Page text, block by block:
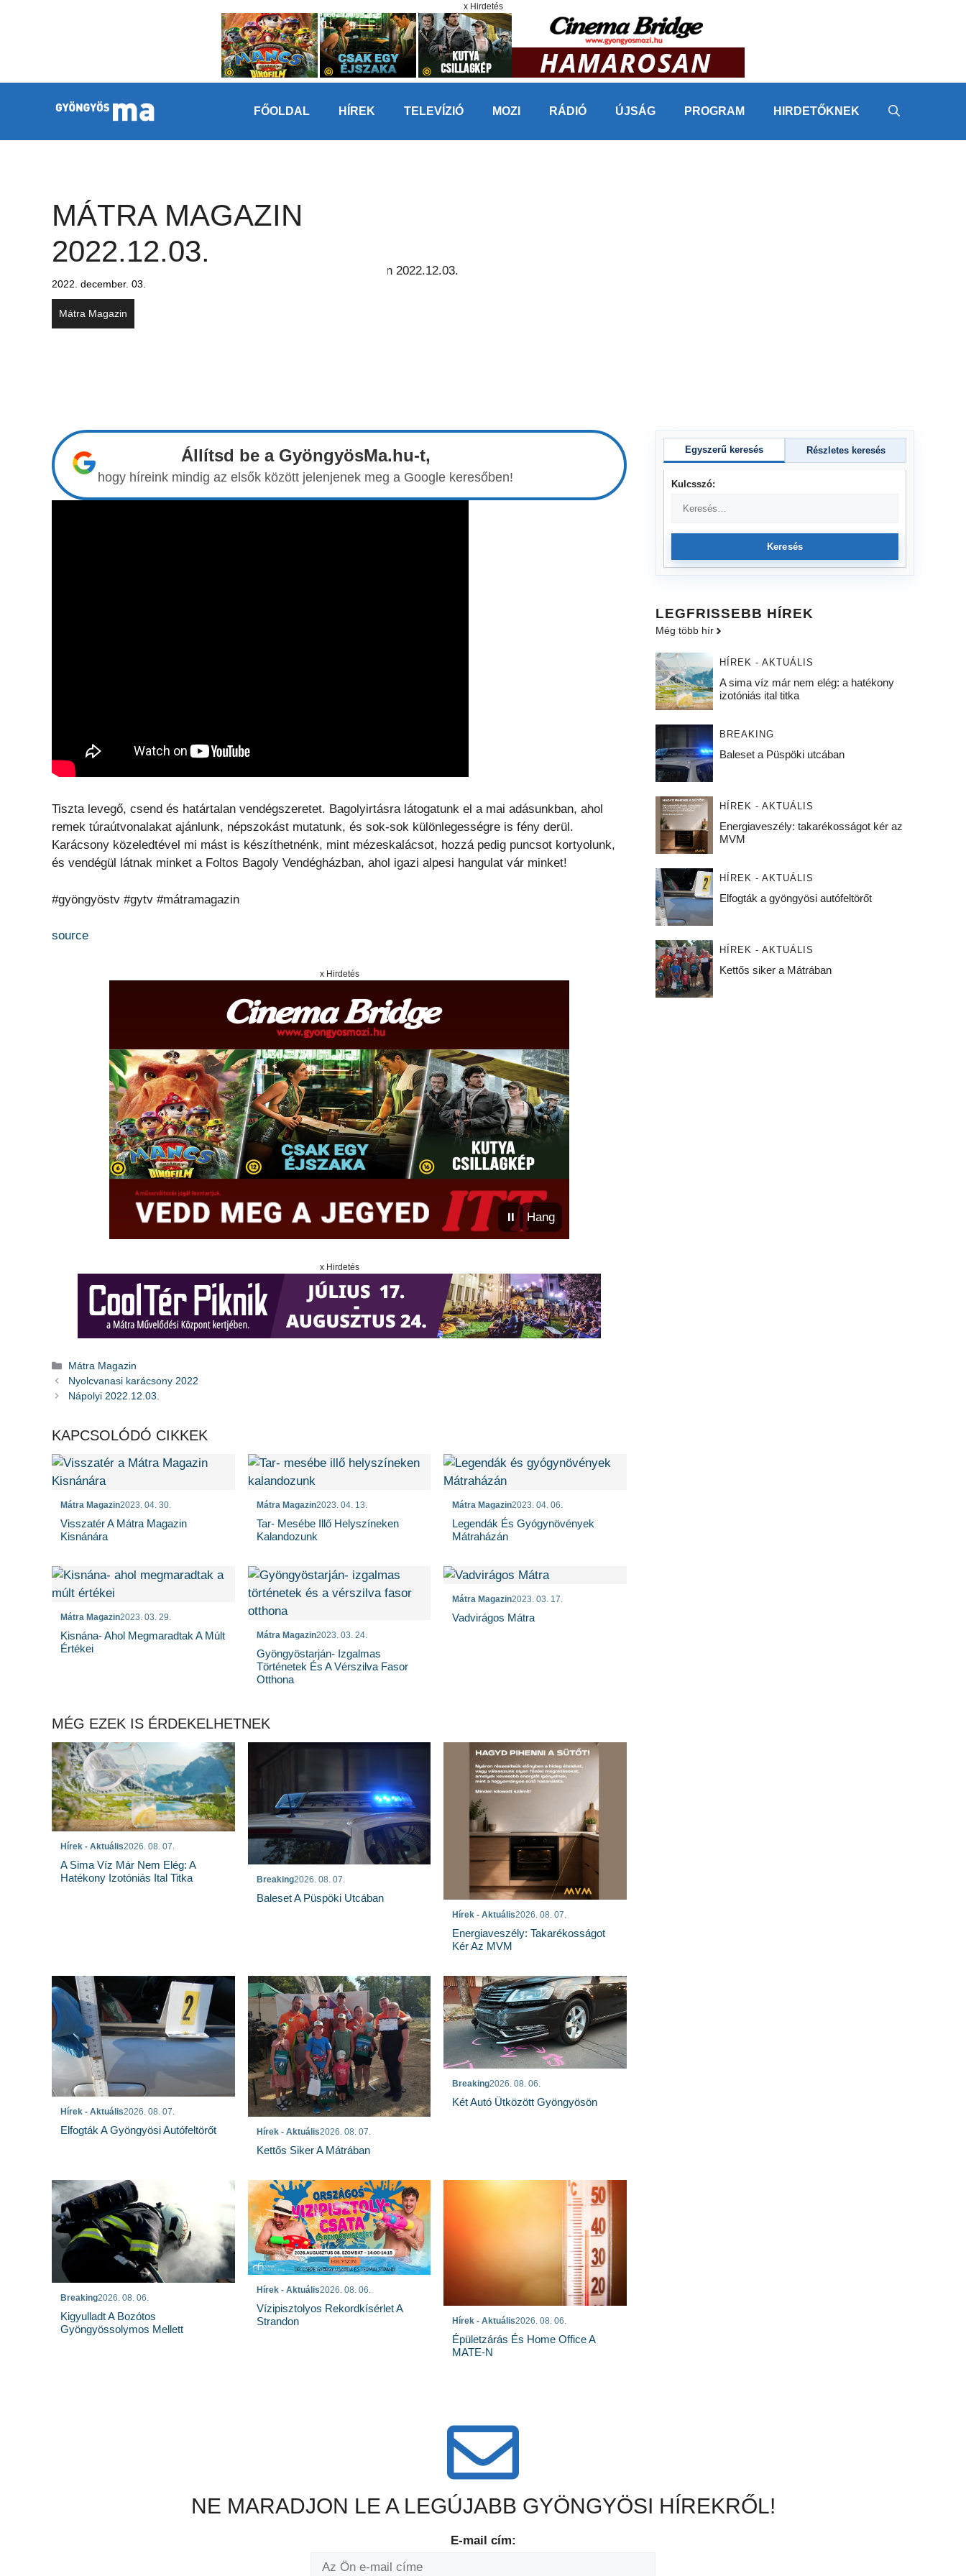
x Hirdetés
FŐOLDAL HÍREK TELEVÍZIÓ MOZI RÁDIÓ ÚJSÁG PROGRAM HIRDETŐKNEK
MÁTRA MAGAZIN
2022.12.03.
2022. december. 03.
Mátra Magazin
Állítsd be a GyöngyösMa.hu-t,
hogy híreink mindig az elsők között jelenjenek meg a Google keresőben!
Tiszta levegő, csend és határtalan vendégszeretet. Bagolyirtásra látogatunk el a mai adásunkban, ahol
remek túraútvonalakat ajánlunk, népszokást mutatunk, és sok-sok különlegességre is fény derül.
Karácsony közeledtével mi mást is készíthetnénk, mint mézeskalácsot, hozzá pedig puncsot kortyolunk,
és vendégül látnak minket a Foltos Bagoly Vendégházban, ahol igazi alpesi hangulat vár minket!
#gyöngyöstv #gytv #mátramagazin
source
x Hirdetés
⏸ Hang
x Hirdetés
Kategória
Mátra Magazin
Nyolcvanasi karácsony 2022
Nápolyi 2022.12.03.
KAPCSOLÓDÓ CIKKEK
Mátra Magazin2023. 04. 30.
Visszatér A Mátra Magazin
Kisnánára
Mátra Magazin2023. 04. 13.
Tar- Mesébe Illő Helyszíneken
Kalandozunk
Mátra Magazin2023. 04. 06.
Legendák És Gyógynövények
Mátraházán
Mátra Magazin2023. 03. 29.
Kisnána- Ahol Megmaradtak A Múlt
Értékei
Mátra Magazin2023. 03. 24.
Gyöngyöstarján- Izgalmas
Történetek És A Vérszilva Fasor
Otthona
Mátra Magazin2023. 03. 17.
Vadvirágos Mátra
MÉG EZEK IS ÉRDEKELHETNEK
Hírek - Aktuális2026. 08. 07.
A Sima Víz Már Nem Elég: A
Hatékony Izotóniás Ital Titka
Breaking2026. 08. 07.
Baleset A Püspöki Utcában
Hírek - Aktuális2026. 08. 07.
Energiaveszély: Takarékosságot
Kér Az MVM
Hírek - Aktuális2026. 08. 07.
Elfogták A Gyöngyösi Autófeltörőt Hírek - Aktuális2026. 08. 07.
Kettős Siker A Mátrában
Breaking2026. 08. 06.
Két Autó Ütközött Gyöngyösön
Breaking2026. 08. 06.
Kigyulladt A Bozótos
Gyöngyössolymos Mellett
Hírek - Aktuális2026. 08. 06.
Vízipisztolyos Rekordkísérlet A
Strandon
Hírek - Aktuális2026. 08. 06.
Épületzárás És Home Office A
MATE-N
Egyszerű keresés Részletes keresés
Kulcsszó:
Keresés
LEGFRISSEBB HÍREK
Még több hír
HÍREK - AKTUÁLIS
A sima víz már nem elég: a hatékony
izotóniás ital titka
BREAKING
Baleset a Püspöki utcában
HÍREK - AKTUÁLIS
Energiaveszély: takarékosságot kér az
MVM
HÍREK - AKTUÁLIS
Elfogták a gyöngyösi autófeltörőt
HÍREK - AKTUÁLIS
Kettős siker a Mátrában
NE MARADJON LE A LEGÚJABB GYÖNGYÖSI HÍREKRŐL!
E-mail cím: